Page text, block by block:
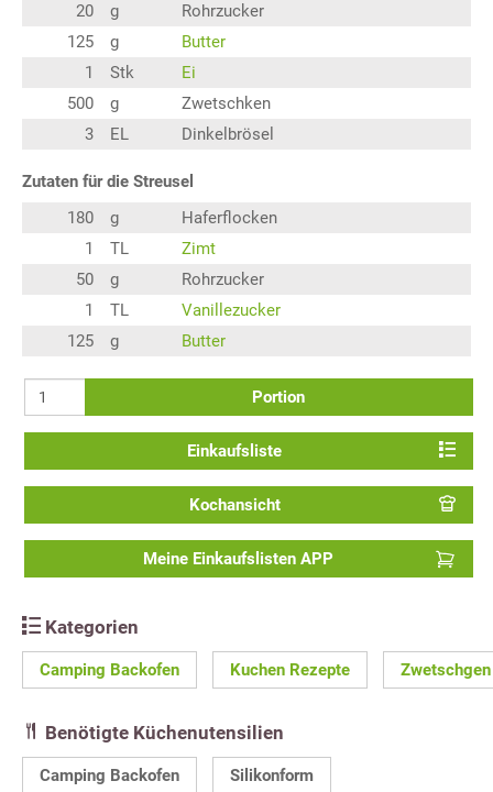
20
g
Rohrzucker
125
g
Butter
1
Stk
Ei
500
g
Zwetschken
3
EL Dinkelbrösel
Zutaten für die Streusel
180
g
Haferflocken
1
TL
Zimt
50
g
Rohrzucker
1
TL
Vanillezucker
125
g Butter
Portion
Einkaufsliste
Kochansicht
Meine Einkaufslisten APP
Kategorien
Camping Backofen Kuchen Rezepte
Benötigte Küchenutensilien
Camping Backofen Silikonform